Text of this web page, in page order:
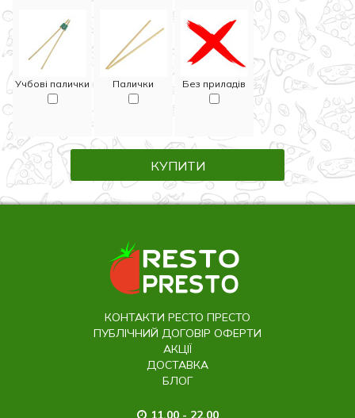
Учбові палички Палички Без приладів
КУПИТИ
КОНТАКТИ РЕСТО ПРЕСТО
ПУБЛІЧНИЙ ДОГОВІР ОФЕРТИ
АКЦІЇ
ДОСТАВКА
БЛОГ